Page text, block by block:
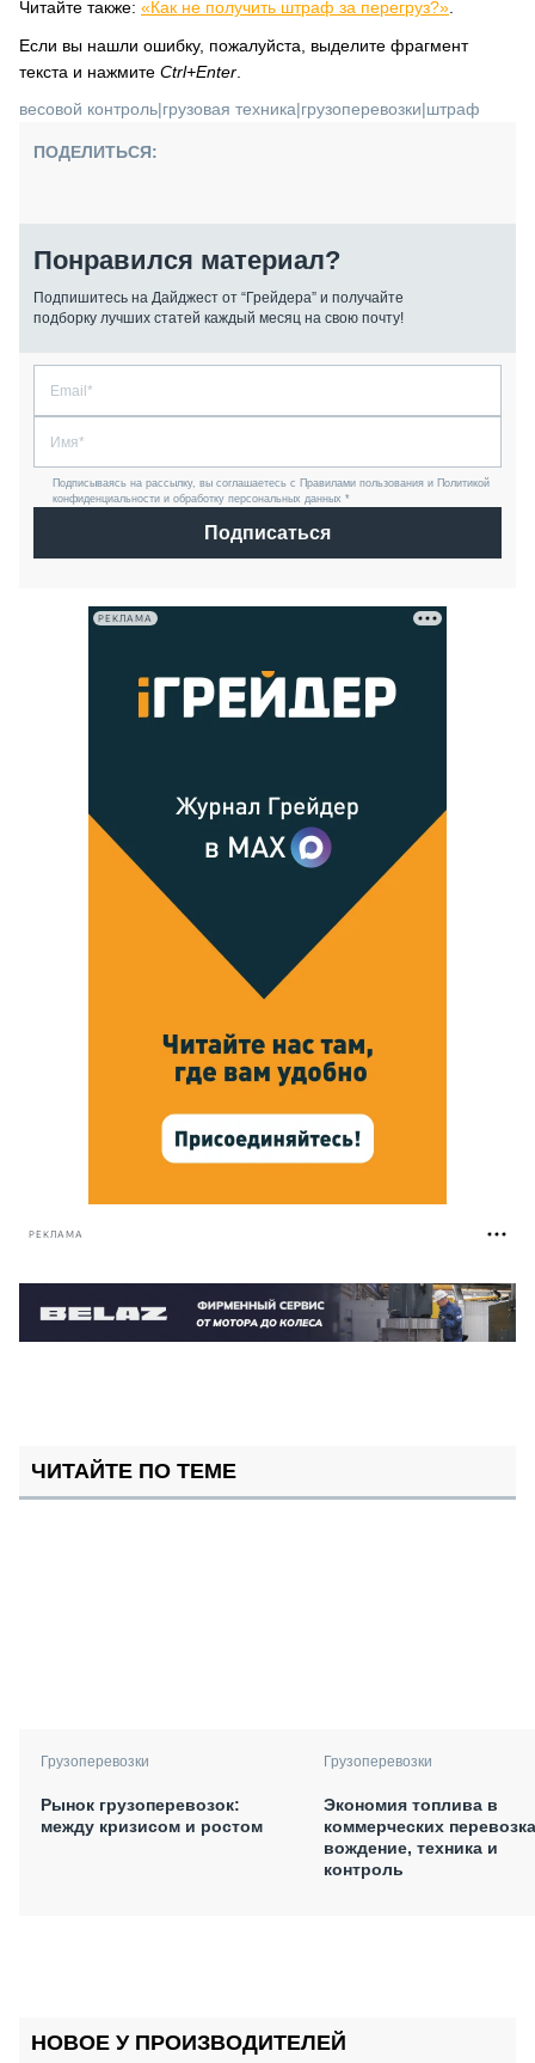
Читайте также: «Как не получить штраф за перегруз?»
Если вы нашли ошибку, пожалуйста, выделите фрагмент
текста и нажмите Ctrl+Enter
весовой контроль|грузовая техника|грузоперевозки|штраф
ПОДЕЛИТЬСЯ:
Понравился материал?
Подпишитесь на Дайджест от “Грейдера” и получайте
подборку лучших статей каждый месяц на свою почту!
Подписываясь на рассылку, вы соглашаетесь с Правилами пользования и Политикой
конфиденциальности и обработку персональных данных *
Подписаться
РЕКЛАМА
РЕКЛАМА
ЧИТАЙТЕ ПО ТЕМЕ
Грузоперевозки
Рынок грузоперевозок:
между кризисом и ростом
Грузоперевозки
Экономия топлива в
коммерческих
вождение, техника и
контроль
НОВОЕ У ПРОИЗВОДИТЕЛЕЙ